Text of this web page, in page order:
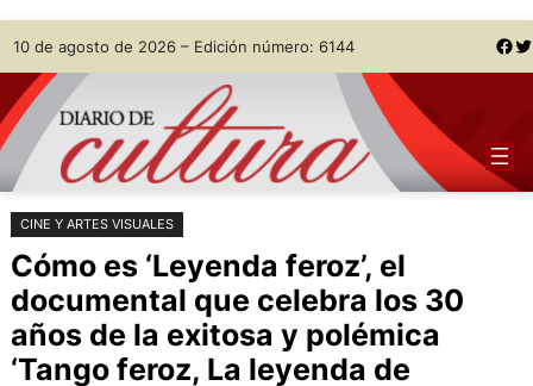
Saltar
al
contenido
Skip
to
content
10 de agosto de 2026 – Edición número: 6144 Facebook Twitter
CINE Y ARTES VISUALES
Cómo es ‘Leyenda feroz’, el
documental que celebra los 30
años de la exitosa y polémica
‘Tango feroz, La leyenda de